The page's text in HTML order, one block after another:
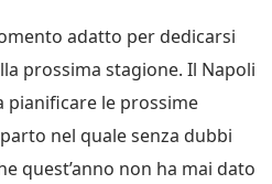
adatto per dedicarsi
prossima stagione. Il Napoli
pianificare le prossime
nel quale senza dubbi
quest’anno non ha mai dato